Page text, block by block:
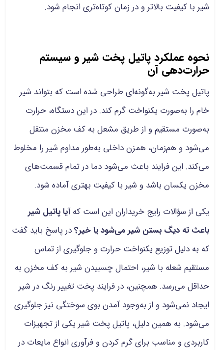
شیر با کیفیت بالاتر و در زمان کوتاه‌تری انجام شود.
نحوه عملکرد پاتیل پخت شیر و سیستم
حرارت‌دهی آن
پاتیل پخت شیر به‌گونه‌ای طراحی شده است که بتواند شیر
خام را به‌صورت یکنواخت گرم کند. در این دستگاه، حرارت
به‌صورت مستقیم و از طریق مشعل به کف مخزن منتقل
می‌شود و هم‌زمان، همزن داخلی به‌طور مداوم شیر را مخلوط
می‌کند. این فرایند باعث می‌شود دما در تمام قسمت‌های
مخزن یکسان باشد و شیر با کیفیت بهتری آماده شود.
یکی از سؤالات رایج خریداران این است کهآیا پاتیل شیر
باعث ته دیگ بستن شیر می‌شود یا خیر؟در پاسخ باید گفت
که به دلیل توزیع یکنواخت حرارت و جلوگیری از تماس
مستقیم شعله با شیر، احتمال چسبیدن شیر به کف مخزن به
حداقل می‌رسد. همچنین، در فرایند پخت تغییر رنگ در شیر
ایجاد نمی‌شود و از به‌وجود آمدن بوی سوختگی نیز جلوگیری
می‌شود. به همین دلیل، پاتیل پخت شیر یکی از تجهیزات
کاربردی و مناسب برای گرم کردن و فرآوری انواع مایعات در